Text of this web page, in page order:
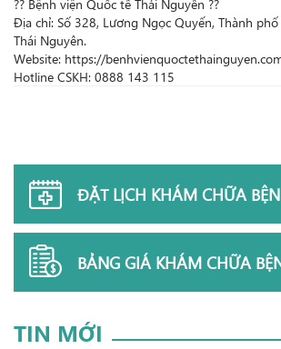
?? Bệnh viện Quốc tế Thái Nguyên ??
Địa chỉ: Số 328, Lương Ngọc Quyến, Thành
Thái Nguyên.
Website: https://
Hotline CSKH: 0888 143 115
ĐẶT LỊCH KHÁM CHỮA
BẢNG GIÁ KHÁM CHỮA
TIN MỚI